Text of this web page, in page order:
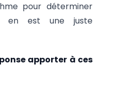
pour déterminer
en est une juste
apporter à ces